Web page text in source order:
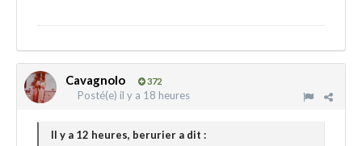
Cavagnolo 372
Posté(e) il y a 18 heures
Il y a 12 heures, berurier a dit :